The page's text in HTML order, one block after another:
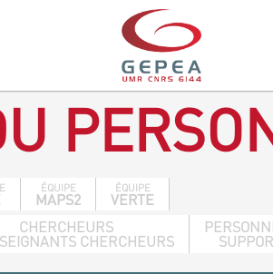
ÉQUIPE
MAPS2
ÉQUIPE
VERTE
CHERCHEURS
CHERCHEURS